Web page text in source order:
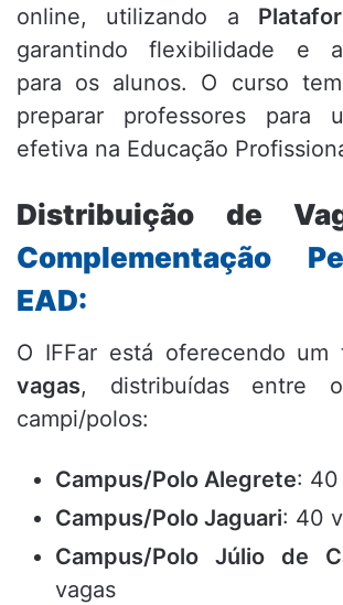
online, utilizando a
garantindo flexibilidade e
para os alunos. O curso
preparar professores para
efetiva na Educação
Distribuição de
Complementação
EAD:
O IFFar está oferecendo um
vagas, distribuídas entre
campi/polos:
Campus/Polo Alegrete: 40
Campus/Polo Jaguari: 40
Campus/Polo Júlio de
vagas